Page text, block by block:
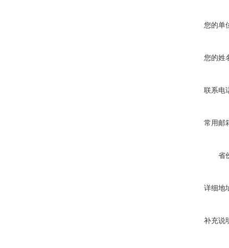
您的单
您的姓
联系电
常用邮
省
详细地
补充说